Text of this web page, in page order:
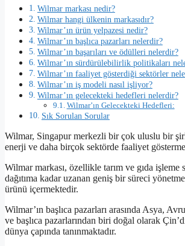
Wilmar markası nedir?
Wilmar hangi ülkenin markasıdır?
Wilmar’ın ürün yelpazesi nedir?
Wilmar’ın başlıca pazarları nelerdir?
Wilmar’ın başarıları ve ödülleri nelerdir?
Wilmar’ın sürdürülebilirlik politikaları
Wilmar’ın faaliyet gösterdiği sektörler
Wilmar’ın iş modeli nasıl işliyor?
Wilmar’ın gelecekteki hedefleri nelerdir?
Wilmar’ın Gelecekteki Hedefleri:
Sık Sorulan Sorular
Wilmar, Singapur merkezli bir çok uluslu bir
enerji ve daha birçok sektörde faaliyet
Wilmar markası, özellikle tarım ve gıda işleme
dağıtıma kadar uzanan geniş bir süreci
ürünü içermektedir.
Wilmar’ın başlıca pazarları arasında Asya,
ve başlıca pazarlarından biri doğal olarak
dünya çapında tanınmaktadır.